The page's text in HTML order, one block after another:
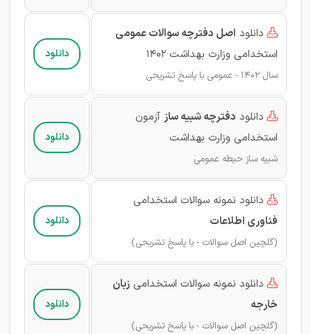
 دانلود اصل دفترچه سوالات عمومی
استخدامی وزارت بهداشت ۱۴۰۲
سال‌ 1402 - عمومی با پاسخ تشریحی
دانلود
 دانلود دفترچه شبیه ساز آزمون
استخدامی وزارت بهداشت
شبیه ساز حیطه عمومی
دانلود
 دانلود نمونه سوالات استخدامی
فناوری اطلاعات
(گلچین اصل سوالات - با پاسخ تشریحی)
دانلود
 دانلود نمونه سوالات استخدامی زبان
خارجه
(گلچین اصل سوالات - با پاسخ تشریحی)
دانلود